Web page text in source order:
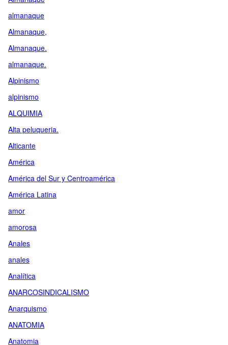
almanaque
Almanaque,
Almanaque.
almanaque.
Alpinismo
alpinismo
ALQUIMIA
Alta peluqueria.
Alticante
América
América del Sur y Centroamérica
América Latina
amor
amorosa
Anales
anales
Analítica
ANARCOSINDICALISMO
Anarquismo
ANATOMIA
Anatomia